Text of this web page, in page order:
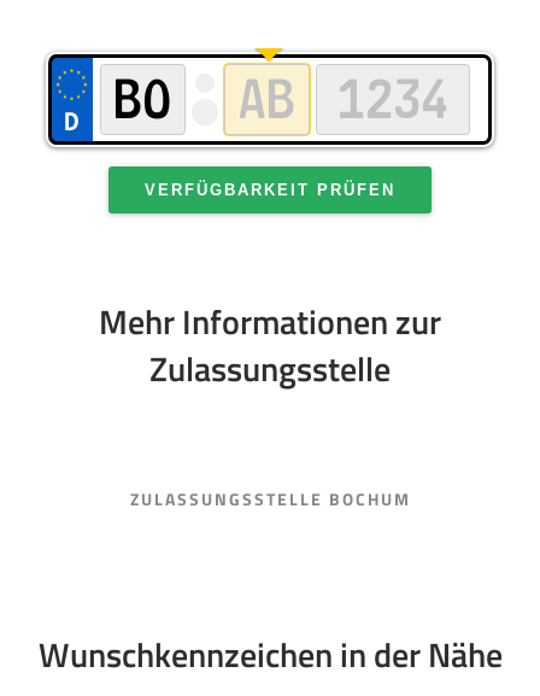
VERFÜGBARKEIT PRÜFEN
Mehr Informationen zur
Zulassungsstelle
ZULASSUNGSSTELLE BOCHUM
Wunschkennzeichen in der Nähe